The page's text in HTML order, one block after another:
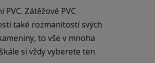
Zátěžové PVC
také rozmanitostí svých
to vše v mnoha
si vždy vyberete ten